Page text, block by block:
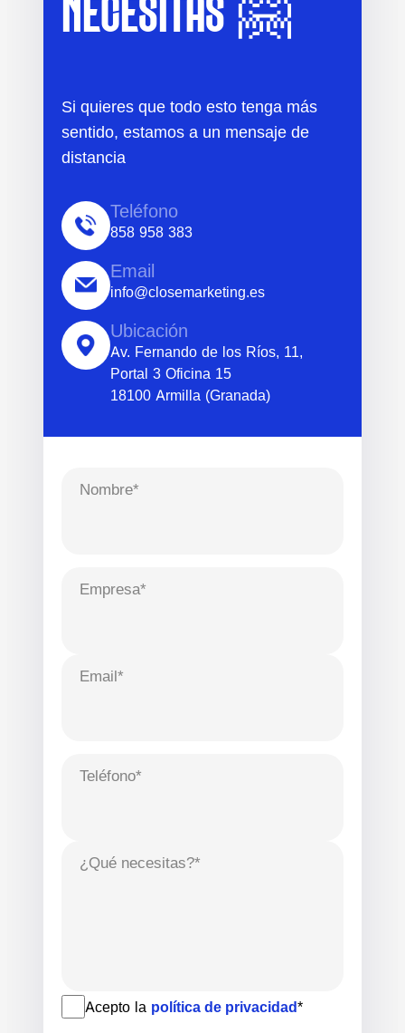
NECESITAS 🤗
Si quieres que todo esto tenga más
sentido, estamos a un mensaje de
distancia
Teléfono
858 958 383
Email
info@closemarketing.es
Ubicación
Av. Fernando de los Ríos, 11,
Portal 3 Oficina 15
18100 Armilla (Granada)
Nombre*
Empresa*
Email*
Teléfono*
¿Qué necesitas?*
Acepto la política de privacidad*